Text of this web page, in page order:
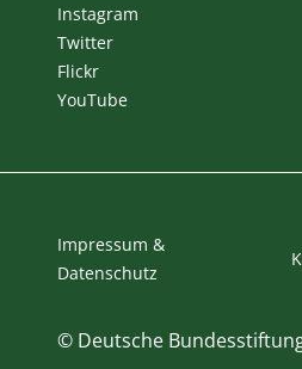
Instagram
Twitter
Flickr
YouTube
© Deutsche
Impressum &
Datenschutz